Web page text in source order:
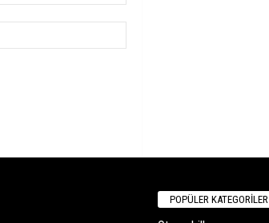
POPÜLER KATEGORİLER